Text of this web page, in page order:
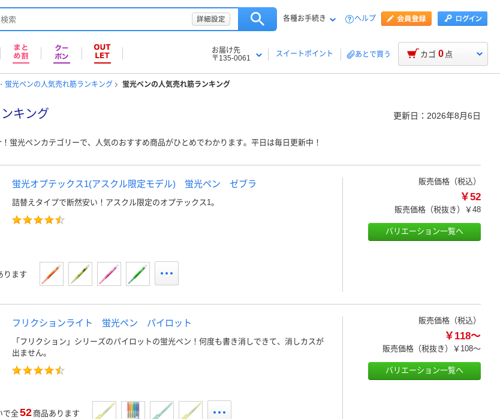
詳細設定 各種お手続き ヘルプ
お届け先
〒135-0061
スイートポイント あとで買う カゴ 0 点
蛍光ペンの人気売れ筋ランキング 蛍光ペンの人気売れ筋ランキング
キング 更新日： 2026年8月6日
蛍光ペンカテゴリーで、人気のおすすめ商品がひとめでわかります。平日は毎日更新中！
蛍光オプテックス1(アスクル限定モデル) 蛍光ペン ゼブラ
詰替えタイプで断然安い！アスクル限定のオプテックス1。
ります
販売価格（税込）
￥52
販売価格（税抜き） ￥48
バリエーション一覧へ
フリクションライト 蛍光ペン パイロット
「フリクション」シリーズのパイロットの蛍光ペン！何度も書き消しできて、消しカスが
出ません。
で全52 商品あります
販売価格（税込）
￥118～
販売価格（税抜き） ￥108～
バリエーション一覧へ